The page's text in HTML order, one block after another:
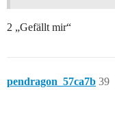
2 „Gefällt mir“
pendragon_57ca7b 39